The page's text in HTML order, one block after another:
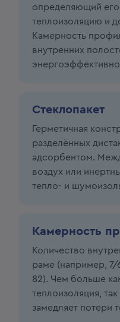
определяющий его
теплоизоляцию и
Камерность
внутренних
Стеклопакет
Герметичная
разделённых
адсорбентом.
воздух или
тепло- и
Камерность
Количество
раме (например, 7/
82). Чем больше
теплоизоляция,
замедляет потери